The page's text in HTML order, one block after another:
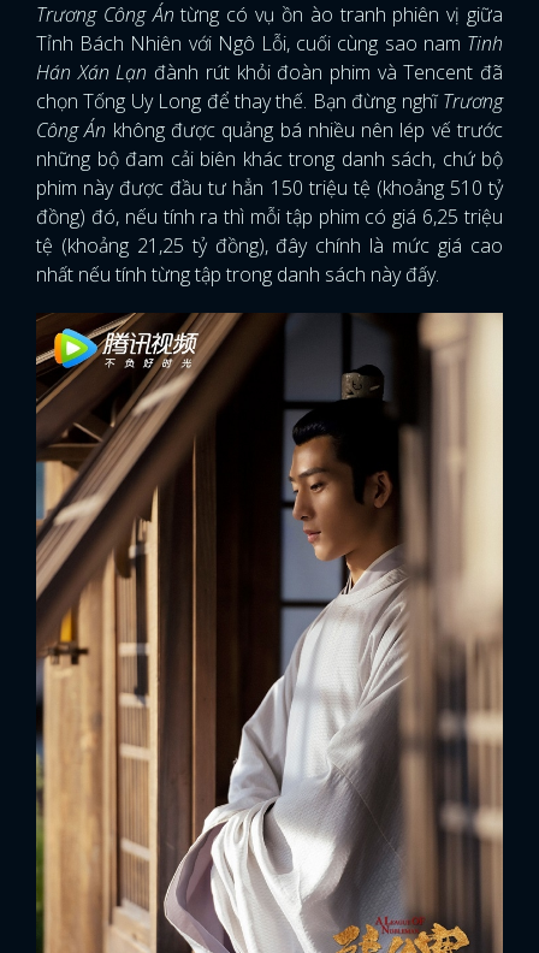
Trương Công Ántừng có vụ ồn ào tranh phiên vị giữa
Tỉnh Bách Nhiên với Ngô Lỗi, cuối cùng sao nam Tinh
Hán Xán Lạn đành rút khỏi đoàn phim và Tencent đã
chọn Tống Uy Long để thay thế. Bạn đừng nghĩTrương
Công Án không được quảng bá nhiều nên lép vế trước
những bộ đam cải biên khác trong danh sách, chứ bộ
phim này được đầu tư hẳn 150 triệu tệ (khoảng 510 tỷ
đồng) đó, nếu tính ra thì mỗi tập phim có giá 6,25 triệu
tệ (khoảng 21,25 tỷ đồng), đây chính là mức giá cao
nhất nếu tính từng tập trong danh sách này đấy.